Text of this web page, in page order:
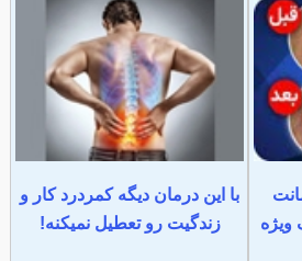
با این درمان دیگه کمردرد کار و
زندگیت رو تعطیل نمیکنه!